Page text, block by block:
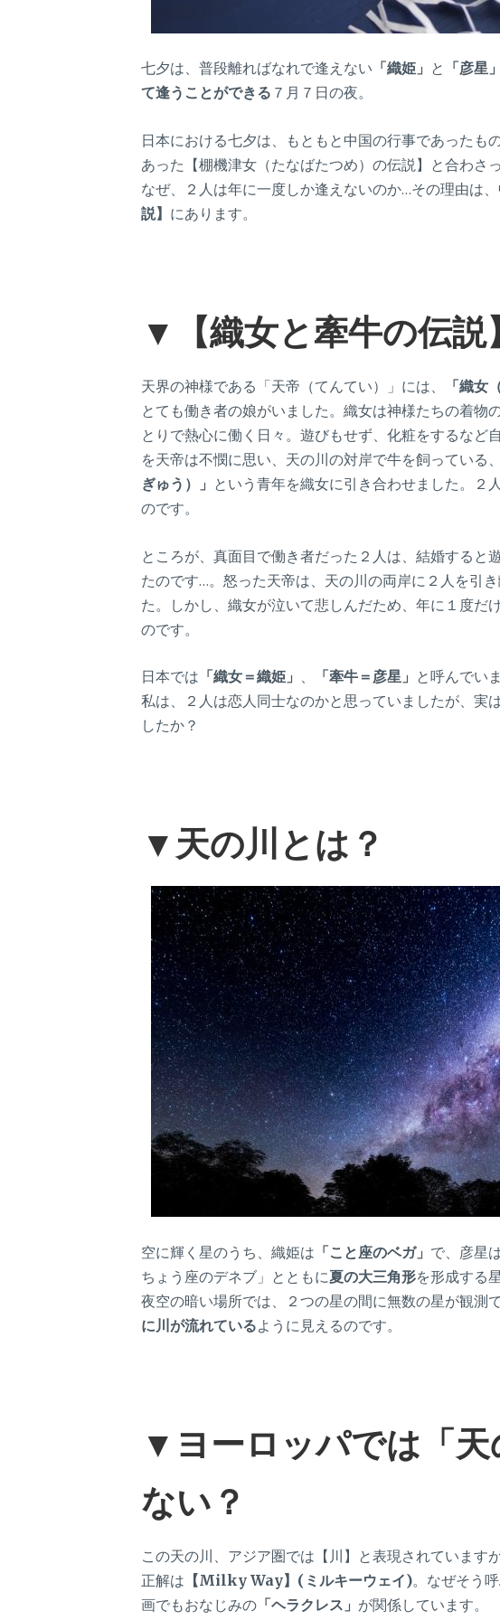
七夕は、普段離ればなれで逢えない 「織姫」 と 「彦星」
て逢うことができる ７月７日の夜。
日本における七夕は、もともと中国の行事であったも
あった【棚機津女（たなばたつめ）の伝説】と合わさ
なぜ、２人は年に一度しか逢えないのか…その理由は
説】 にあります。
▼【織女と牽牛の伝説
天界の神様である「天帝（てんてい）」には、 「織女
とても働き者の娘がいました。織女は神様たちの着物
とりで熱心に働く日々。遊びもせず、化粧をするなど
を天帝は不憫に思い、天の川の対岸で牛を飼っている
ぎゅう）」 という青年を織女に引き合わせました。２
のです。
ところが、真面目で働き者だった２人は、結婚すると
たのです…。怒った天帝は、天の川の両岸に２人を引
た。しかし、織女が泣いて悲しんだため、年に１度だ
のです。
日本では 「織女＝織姫」 、 「牽牛＝彦星」 と呼んでい
私は、２人は恋人同士なのかと思っていましたが、実
したか？
▼天の川とは？
空に輝く星のうち、織姫は 「こと座のベガ」 で、彦星
ちょう座のデネブ」とともに夏の大三角形を形成する
夜空の暗い場所では、２つの星の間に無数の星が観測
に川が流れているように見えるのです。
▼ヨーロッパでは「
ない？
この天の川、アジア圏では【川】と表現されています
正解は 【Milky Way】(ミルキーウェイ)。なぜそう
画でもおなじみの 「ヘラクレス」 が関係しています。